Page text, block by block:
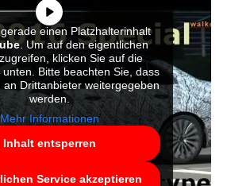
einen Platzhalterinhalt
. Um auf den eigentlichen
klicken Sie auf die
unten. Bitte beachten Sie, dass
an Drittanbieter weitergegeben
werden.
Mehr Informationen
Inhalt entsperren
Service akzeptieren